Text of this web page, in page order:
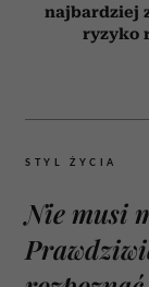
najbardziej
ryzyko
STYL ŻYCIA
Nie musi